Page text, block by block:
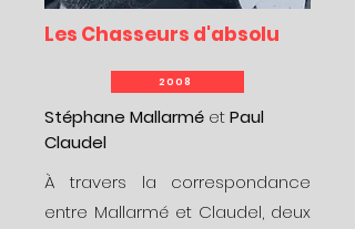
Les Chasseurs d'absolu
2008
Stéphane Mallarmé etPaul
Claudel
À travers la correspondance
entre Mallarmé et Claudel, deux